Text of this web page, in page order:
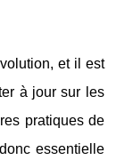
et il est
à jour sur les
pratiques de
essentielle